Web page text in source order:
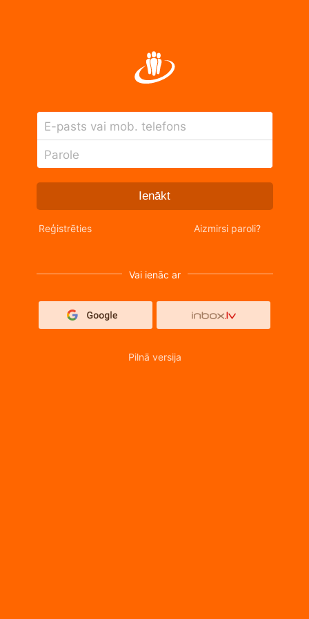
E-pasts vai mob. telefons
Parole
Ienākt
Reģistrēties Aizmirsi paroli?
Vai ienāc ar
Pilnā versija